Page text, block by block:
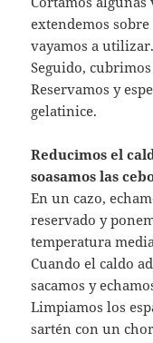
extendemos
vayamos a utilizar.
Seguido,
Reservamos y
gelatinice.
Reducimos el
soasamos las
En un cazo,
reservado y
temperatura
Cuando el caldo
sacamos y
Limpiamos los
sartén con un